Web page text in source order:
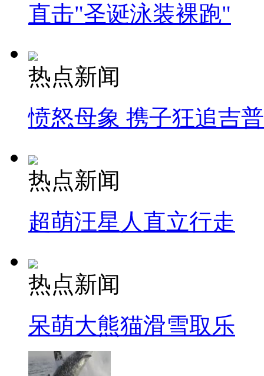
直击"圣诞泳装裸跑"
热点新闻
愤怒母象 携子狂追吉
热点新闻
超萌汪星人直立行走
热点新闻
呆萌大熊猫滑雪取乐